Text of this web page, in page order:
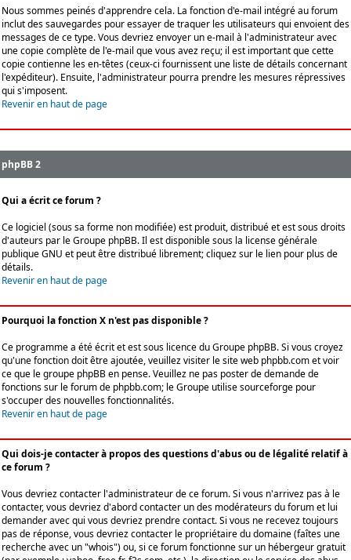
Nous sommes peinés d'apprendre cela. La fonction d'e-mail intégré au forum
inclut des sauvegardes pour essayer de traquer les utilisateurs qui envoient des
messages de ce type. Vous devriez envoyer un e-mail à l'administrateur avec
une copie complète de l'e-mail que vous avez reçu; il est important que cette
copie contienne les en-têtes (ceux-ci fournissent une liste de détails concernant
l'expéditeur). Ensuite, l'administrateur pourra prendre les mesures répressives
qui s'imposent.
Revenir en haut de page
phpBB 2
Qui a écrit ce forum ?
Ce logiciel (sous sa forme non modifiée) est produit, distribué et est sous droits
d'auteurs par leGroupe phpBB. Il est disponible sous la license générale
publique GNU et peut être distribué librement; cliquez sur le lien pour plus de
détails.
Revenir en haut de page
Pourquoi la fonction X n'est pas disponible ?
Ce programme a été écrit et est sous licence du Groupe phpBB. Si vous croyez
qu'une fonction doit être ajoutée, veuillez visiter le site web phpbb.com et voir
ce que le groupe phpBB en pense. Veuillez ne pas poster de demande de
fonctions sur le forum de phpbb.com; le Groupe utilise sourceforge pour
s'occuper des nouvelles fonctionnalités.
Revenir en haut de page
Qui dois-je contacter à propos des questions d'abus ou de légalité relatif à
ce forum ?
Vous devriez contacter l'administrateur de ce forum. Si vous n'arrivez pas à le
contacter, vous devriez d'abord contacter un des modérateurs du forum et lui
demander avec qui vous devriez prendre contact. Si vous ne recevez toujours
pas de réponse, vous devriez contacter le propriétaire du domaine (faîtes une
recherche avec un "whois") ou, si ce forum fonctionne sur un hébergeur gratuit